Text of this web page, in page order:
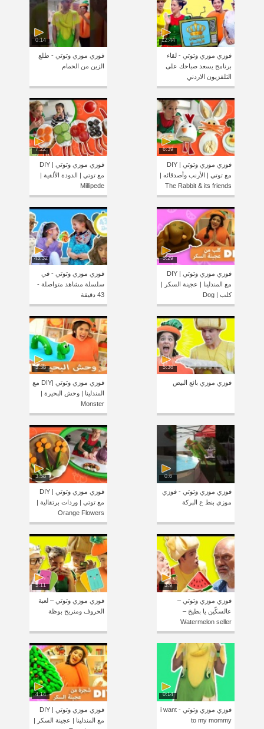
12:44
فوزي موزي وتوتي - لقاء
برنامج يسعد صباحك على
التلفزيون الاردني
0:14
فوزي موزي وتوتي - طلع
الزين من الحمام
6:39
فوزي موزي وتوتي | DIY
مع توتي | الأرنب وأصدقائه |
The Rabbit & its friends
7:22
فوزي موزي وتوتي | DIY
مع توتي | الدودة الألفية |
Millipede
5:29
فوزي موزي وتوتي | DIY
مع المندلينا | عجينة السكر |
كلب | Dog
43:32
فوزي موزي وتوتي - في
سلسلة مشاهد متواصلة -
43 دقيقة
5:36
فوزي موزي بائع البيض
5:58
فوزي موزي وتوتي |DIY مع
المندلينا | وحش البحيرة |
Monster
0:6
فوزي موزي وتوتي - فوزي
موزي بنط ع البركة
3:58
فوزي موزي وتوتي | DIY
مع توتي | وردات برتقالية |
Orange Flowers
3:9
فوزي موزي وتوتي –
عالسكّين يا بطيخ –
Watermelon seller
5:11
فوزي موزي وتوتي – لعبة
الحروف ومنربح بوظة
0:14
فوزي موزي وتوتي - i want
to my mommy
4:14
فوزي موزي وتوتي | DIY
مع المندلينا | عجينة السكر |